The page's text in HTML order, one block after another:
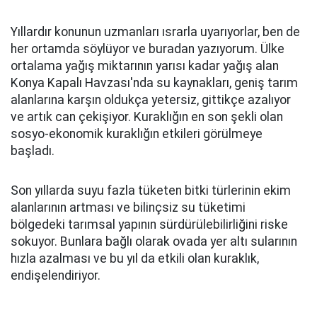
Yıllardır konunun uzmanları ısrarla uyarıyorlar, ben de
her ortamda söylüyor ve buradan yazıyorum. Ülke
ortalama yağış miktarının yarısı kadar yağış alan
Konya Kapalı Havzası'nda su kaynakları, geniş tarım
alanlarına karşın oldukça yetersiz, gittikçe azalıyor
ve artık can çekişiyor. Kuraklığın en son şekli olan
sosyo-ekonomik kuraklığın etkileri görülmeye
başladı.
Son yıllarda suyu fazla tüketen bitki türlerinin ekim
alanlarının artması ve bilinçsiz su tüketimi
bölgedeki tarımsal yapının sürdürülebilirliğini riske
sokuyor. Bunlara bağlı olarak ovada yer altı sularının
hızla azalması ve bu yıl da etkili olan kuraklık,
endişelendiriyor.